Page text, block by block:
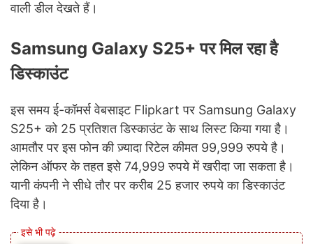
वाली डील देखते हैं।
Samsung Galaxy S25+ पर मिल रहा है
डिस्काउंट
इस समय ई-कॉमर्स वेबसाइट Flipkart पर Samsung Galaxy
S25+ को 25 प्रतिशत डिस्काउंट के साथ लिस्ट किया गया है।
आमतौर पर इस फोन की ज़्यादा रिटेल कीमत 99,999 रुपये है।
लेकिन ऑफर के तहत इसे 74,999 रुपये में खरीदा जा सकता है।
यानी कंपनी ने सीधे तौर पर करीब 25 हजार रुपये का डिस्काउंट
दिया है।